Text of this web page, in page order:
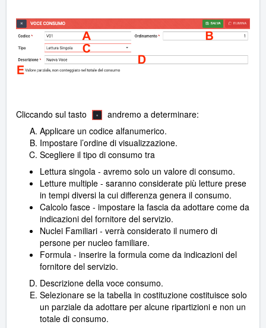
Cliccando sul tasto
andremo a determinare:
Applicare un codice alfanumerico.
Impostare l’ordine di visualizzazione.
Scegliere il tipo di consumo tra
Lettura singola - avremo solo un valore di consumo.
Letture multiple - saranno considerate più letture prese
in tempi diversi la cui differenza genera il consumo.
Calcolo fasce - impostare la fascia da adottare come da
indicazioni del fornitore del servizio.
Nuclei Familiari - verrà considerato il numero di
persone per nucleo familiare.
Formula - inserire la formula come da indicazioni del
fornitore del servizio.
Descrizione della voce consumo.
Selezionare se la tabella in costituzione costituisce solo
un parziale da adottare per alcune ripartizioni e non un
totale di consumo.